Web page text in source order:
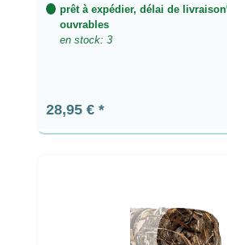
prêt à expédier, délai de livraison
ouvrables
en stock: 3
Prix régulier :
28,95 €